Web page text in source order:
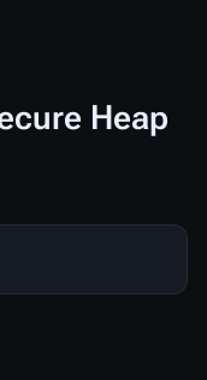
Heap